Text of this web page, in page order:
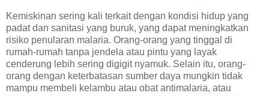
Kemiskinan sering kali terkait dengan kondisi hidup yang
padat dan sanitasi yang buruk, yang dapat meningkatkan
risiko penularan malaria. Orang-orang yang tinggal di
rumah-rumah tanpa jendela atau pintu yang layak
cenderung lebih sering digigit nyamuk. Selain itu, orang-
orang dengan keterbatasan sumber daya mungkin tidak
mampu membeli kelambu atau obat antimalaria, atau